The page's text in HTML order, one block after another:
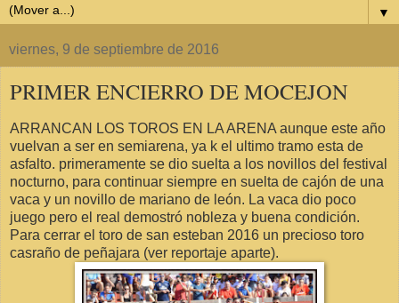
▼
viernes, 9 de septiembre de 2016
PRIMER ENCIERRO DE MOCEJON
ARRANCAN LOS TOROS EN LA ARENA aunque este año
vuelvan a ser en semiarena, ya k el ultimo tramo esta de
asfalto. primeramente se dio suelta a los novillos del festival
nocturno, para continuar siempre en suelta de cajón de una
vaca y un novillo de mariano de león. La vaca dio poco
juego pero el real demostró nobleza y buena condición.
Para cerrar el toro de san esteban 2016 un precioso toro
casraño de peñajara (ver reportaje aparte).